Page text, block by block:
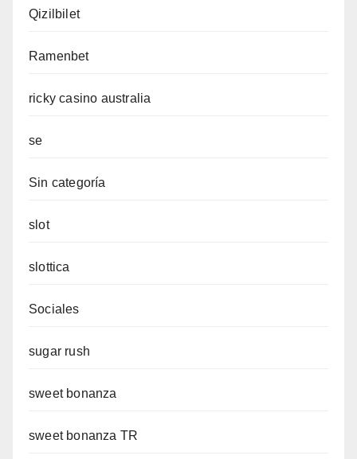
Qizilbilet
Ramenbet
ricky casino australia
se
Sin categoría
slot
slottica
Sociales
sugar rush
sweet bonanza
sweet bonanza TR